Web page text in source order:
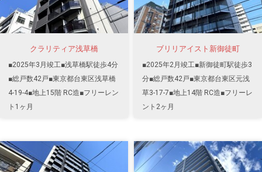
クラリティア浅草橋
■2025年3月竣工■浅草橋駅徒歩4分
■総戸数42戸■東京都台東区浅草橋
4-19-4■地上15階 RC造■フリーレン
ト1ヶ月
ブリリアイスト新御徒町
■2025年2月竣工■新御徒町駅徒歩3
分■総戸数42戸■東京都台東区元浅
草3-17-7■地上14階 RC造■フリーレ
ント2ヶ月